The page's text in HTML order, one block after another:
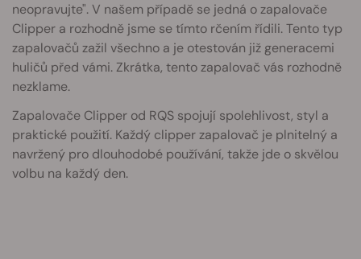
neopravujte". V našem případě se jedná o zapalovače
Clipper a rozhodně jsme se tímto rčením řídili. Tento typ
zapalovačů zažil všechno a je otestován již generacemi
huličů před vámi. Zkrátka, tento zapalovač vás rozhodně
nezklame.
Zapalovače Clipper od RQS spojují spolehlivost, styl a
praktické použití. Každý clipper zapalovač je plnitelný a
navržený pro dlouhodobé používání, takže jde o skvělou
volbu na každý den.